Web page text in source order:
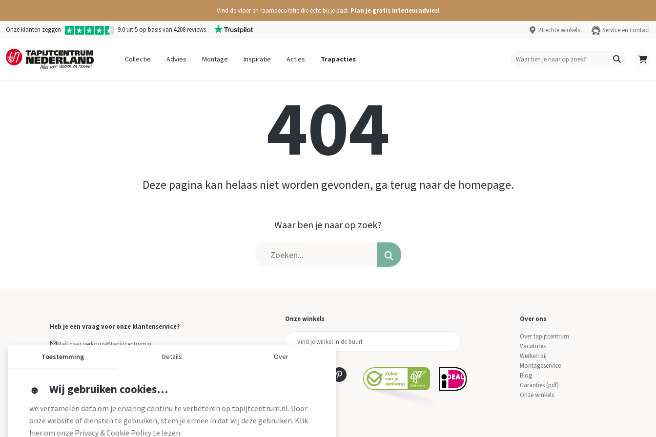
Vind de vloer en raamdecoratie die écht bij je past. Plan je gratis interieuradvies!
Onze klanten zeggen 9.0 uit 5 op basis van 4208 reviews 21 echte winkels Service en contact
Collectie Advies Montage Inspiratie Acties Trapacties
404
Deze pagina kan helaas niet worden gevonden, ga terug naar de homepage.
Waar ben je naar op zoek?
Heb je een vraag voor onze klantenservice?
Mail naar verkoop@tapijtcentrum.nl
Facebook Messenger
Onze winkels Over ons
Over tapijtcentrum
Vacatures
Werken bij
Montageservice
Blog
Garanties (pdf)
Onze winkels
Toestemming Details Over
Wij gebruiken cookies…
we verzamelen data om je ervaring continu te verbeteren op tapijtcentrum.nl. Door
onze website of diensten te gebruiken, stem je ermee in dat wij deze gebruiken. Klik
hier om onze Privacy & Cookie Policy te lezen.